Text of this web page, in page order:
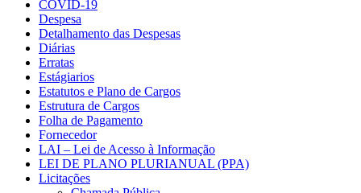
COVID-19
Despesa
Detalhamento das Despesas
Diárias
Erratas
Estágiarios
Estatutos e Plano de Cargos
Estrutura de Cargos
Folha de Pagamento
Fornecedor
LAI – Lei de Acesso à Informação
LEI DE PLANO PLURIANUAL (PPA)
Licitações